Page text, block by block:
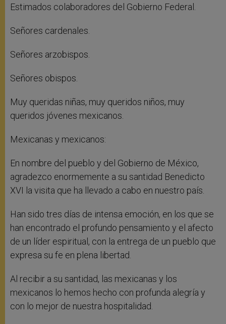
Estimados colaboradores del Gobierno Federal.
Señores cardenales.
Señores arzobispos.
Señores obispos.
Muy queridas niñas, muy queridos niños, muy
queridos jóvenes mexicanos.
Mexicanas y mexicanos:
En nombre del pueblo y del Gobierno de México,
agradezco enormemente a su santidad Benedicto
XVI la visita que ha llevado a cabo en nuestro país.
Han sido tres días de intensa emoción, en los que se
han encontrado el profundo pensamiento y el afecto
de un líder espiritual, con la entrega de un pueblo que
expresa su fe en plena libertad.
Al recibir a su santidad, las mexicanas y los
mexicanos lo hemos hecho con profunda alegría y
con lo mejor de nuestra hospitalidad.